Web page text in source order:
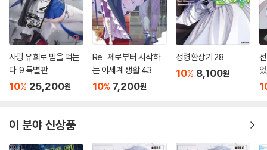
사망 유희로 밥을 먹는
다. 9 특별판
10% 25,200원
Re : 제로부터 시작하
는 이세계 생활 43
10% 7,200원
정령환상기 28
10% 8,100원
이 분야 신상품